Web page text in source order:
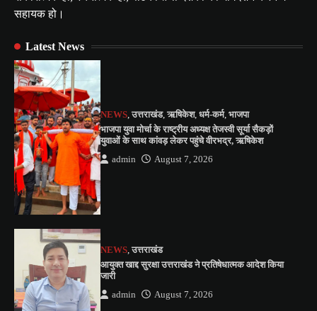
सहायक हो।
Latest News
NEWS,उत्तराखंड,ऋषिकेश,धर्म-कर्म,भाजपा
भाजपा युवा मोर्चा के राष्ट्रीय अध्यक्ष तेजस्वी सूर्या सैकड़ों
युवाओं के साथ कांवड़ लेकर पहुंचे वीरभद्र, ऋषिकेश
admin August 7, 2026
NEWS ,उत्तराखंड
आयुक्त खाद्द सुरक्षा उत्तराखंड ने प्रतिषेधात्मक आदेश किया
जारी
admin August 7, 2026